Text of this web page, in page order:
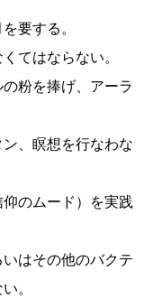
要する。
てはならない。
粉を捧げ、アーラ
、瞑想を行なわな
のムード）を実践
はその他のバクテ
。